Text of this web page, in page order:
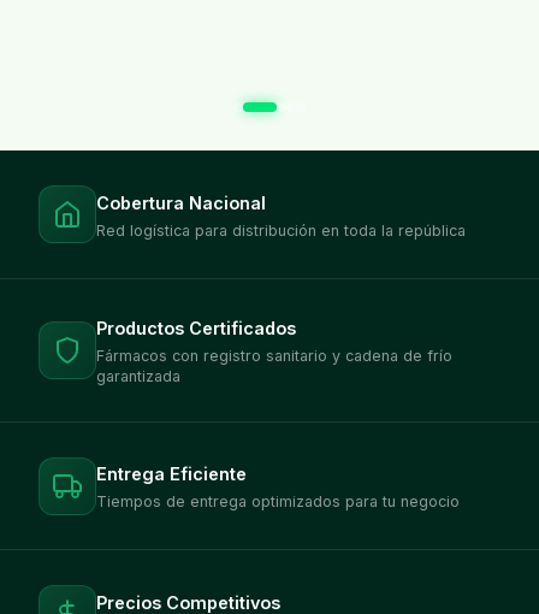
Cobertura Nacional
Red logística para distribución en toda la república
Productos Certificados
Fármacos con registro sanitario y cadena de frío
garantizada
Entrega Eficiente
Tiempos de entrega optimizados para tu negocio
Precios Competitivos